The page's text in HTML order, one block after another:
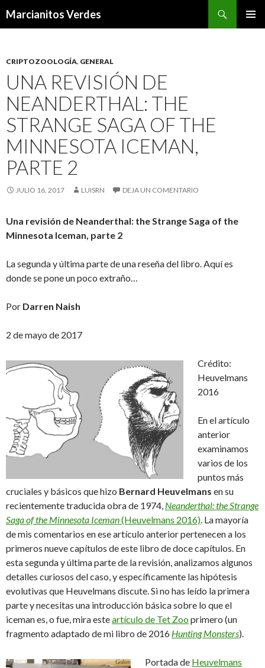
Marcianitos Verdes
CRIPTOZOOLOGÍA, GENERAL
UNA REVISIÓN DE
NEANDERTHAL: THE
STRANGE SAGA OF THE
MINNESOTA ICEMAN,
PARTE 2
JULIO 16, 2017 LUISRN DEJA UN COMENTARIO
Una revisión de Neanderthal: the Strange Saga of the
Minnesota Iceman, parte 2
La segunda y última parte de una reseña del libro. Aquí es
donde se pone un poco extraño…
Por Darren Naish
2 de mayo de 2017
Crédito:
Heuvelmans
2016
En el artículo
anterior
examinamos
varios de los
puntos más
cruciales y básicos que hizo Bernard Heuvelmans en su
recientemente traducida obra de 1974, Neanderthal: the Strange
Saga of the Minnesota Iceman(Heuvelmans 2016). La mayoría
de mis comentarios en ese artículo anterior pertenecen a los
primeros nueve capítulos de este libro de doce capítulos. En
esta segunda y última parte de la revisión, analizamos algunos
detalles curiosos del caso, y específicamente las hipótesis
evolutivas que Heuvelmans discute. Si no has leído la primera
parte y necesitas una introducción básica sobre lo que el
iceman es, o fue, mira esteartículo de Tet Zooprimero (un
fragmento adaptado de mi libro de 2016 Hunting Monsters).
Portada de Heuvelmans